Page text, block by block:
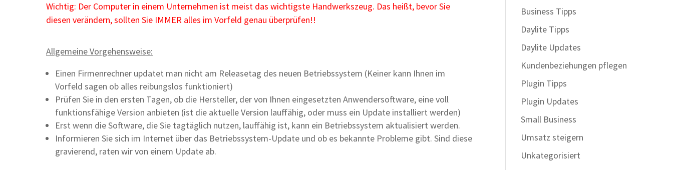
Wichtig: Der Computer in einem Unternehmen ist meist das wichtigste Handwerkszeug. Das heißt, bevor Sie
diesen verändern, sollten Sie IMMER alles im Vorfeld genau überprüfen!!
Allgemeine Vorgehensweise:
Einen Firmenrechner updatet man nicht am Releasetag des neuen Betriebssystem (Keiner kann Ihnen im
Vorfeld sagen ob alles reibungslos funktioniert)
Prüfen Sie in den ersten Tagen, ob die Hersteller, der von Ihnen eingesetzten Anwendersoftware, eine voll
funktionsfähige Version anbieten (ist die aktuelle Version lauffähig, oder muss ein Update installiert werden)
Erst wenn die Software, die Sie tagtäglich nutzen, lauffähig ist, kann ein Betriebssystem aktualisiert werden.
Informieren Sie sich im Internet über das Betriebssystem-Update und ob es bekannte Probleme gibt. Sind diese
gravierend, raten wir von einem Update ab.
Business Tipps
Daylite Tipps
Daylite Updates
Kundenbeziehungen pflegen
Plugin Tipps
Plugin Updates
Small Business
Umsatz steigern
Unkategorisiert